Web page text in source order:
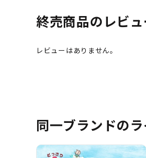
終売商品のレビュ
同一ブランドの